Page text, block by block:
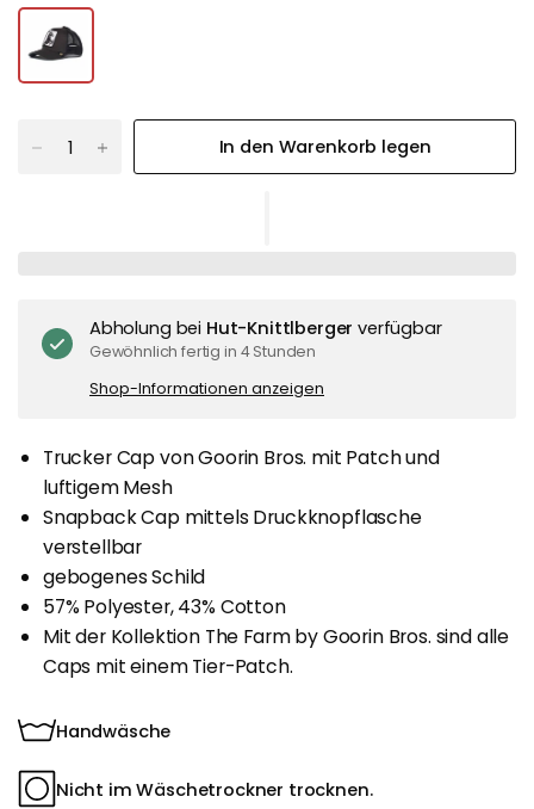
In den Warenkorb legen
Abholung bei Hut-Knittlberger verfügbar
Gewöhnlich fertig in 4 Stunden
Shop-Informationen anzeigen
Trucker Cap von Goorin Bros. mit Patch und
luftigem Mesh
Snapback Cap mittels Druckknopflasche
verstellbar
gebogenes Schild
57% Polyester, 43% Cotton
Mit der Kollektion The Farm by Goorin Bros. sind alle
Caps mit einem Tier-Patch.
Handwäsche
Nicht im Wäschetrockner trocknen.